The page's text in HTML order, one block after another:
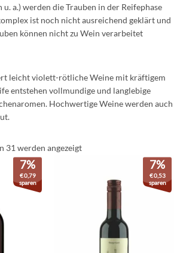
a.) werden die Trauben in der Reifephase
ist noch nicht ausreichend geklärt und
können nicht zu Wein verarbeitet
leicht violett-rötliche Weine mit kräftigem
entstehen vollmundige und langlebige
Hochwertige Weine werden auch
31 werden angezeigt
7%
€0,79
sparen
7%
€0,53
sparen